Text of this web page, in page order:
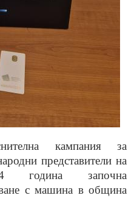
кампания за
представители на
година започна
с машина в община